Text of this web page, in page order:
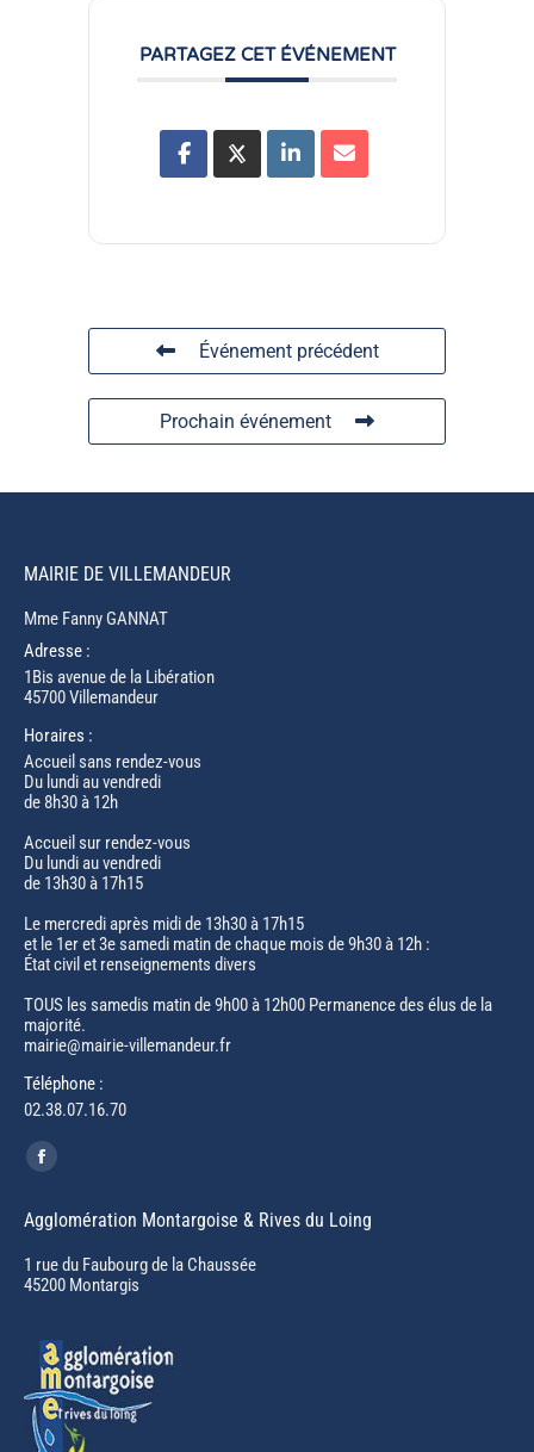
PARTAGEZ CET ÉVÉNEMENT
Événement précédent
Prochain événement
MAIRIE DE VILLEMANDEUR
Mme Fanny GANNAT
Adresse :
1Bis avenue de la Libération
45700 Villemandeur
Horaires :
Accueil sans rendez-vous
Du lundi au vendredi
de 8h30 à 12h
Accueil sur rendez-vous
Du lundi au vendredi
de 13h30 à 17h15
Le mercredi après midi de 13h30 à 17h15
et le 1er et 3e samedi matin de chaque mois de 9h30 à 12h :
État civil et renseignements divers
TOUS les samedis matin de 9h00 à 12h00 Permanence des élus de la
majorité.
mairie@mairie-villemandeur.fr
Téléphone :
02.38.07.16.70
Trouvez nous sur :
Facebook
opens
in
new
Agglomération Montargoise & Rives du Loing
1 rue du Faubourg de la Chaussée
45200 Montargis